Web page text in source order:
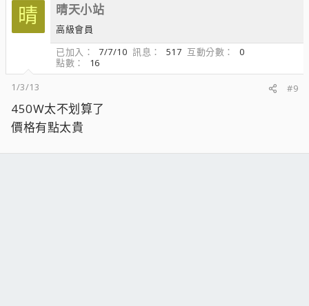
晴 晴天小站
高級會員
已加入
7/7/10 訊息 517 互動分數
0
點數
16
1/3/13
#9
450W太不划算了
價格有點太貴